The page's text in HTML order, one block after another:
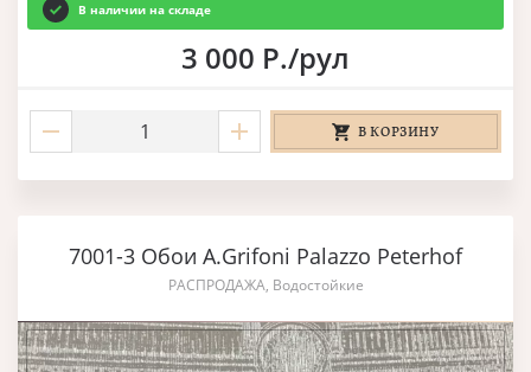
В наличии на складе
3 000 Р./рул
В КОРЗИНУ
7001-3 Обои A.Grifoni Palazzo Peterhof
РАСПРОДАЖА, Водостойкие